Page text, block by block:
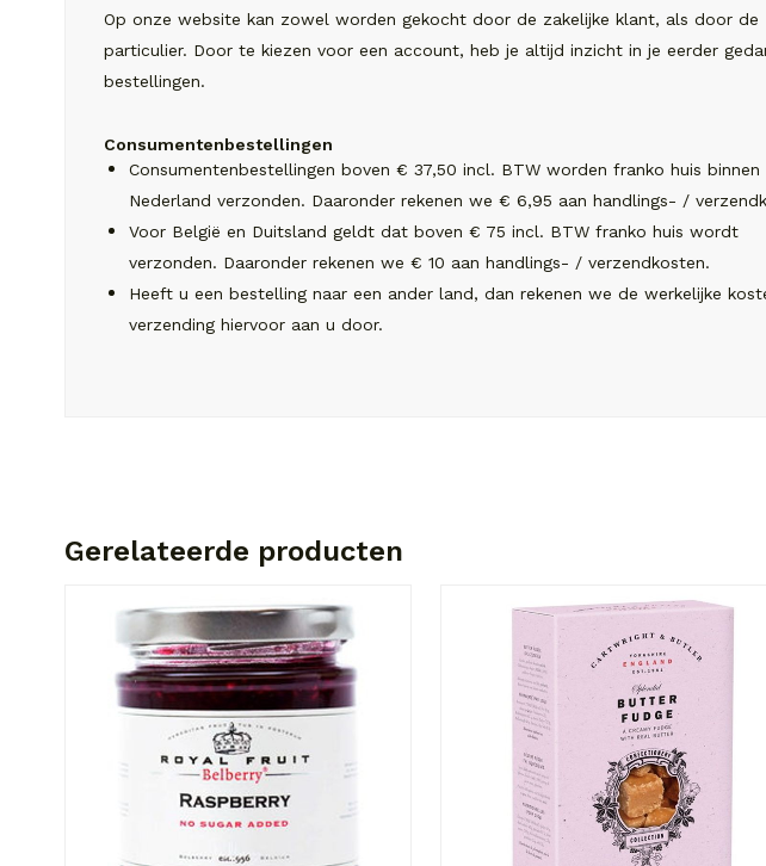
Op onze website kan zowel worden gekocht door de zakelijke klant, als door de
particulier. Door te kiezen voor een account, heb je altijd inzicht in je eerder
bestellingen.
Consumentenbestellingen
Consumentenbestellingen boven € 37,50 incl. BTW worden franko huis binnen
Nederland verzonden. Daaronder rekenen we € 6,95 aan handlings- /
Voor België en Duitsland geldt dat boven € 75 incl. BTW franko huis wordt
verzonden. Daaronder rekenen we € 10 aan handlings- / verzendkosten.
Heeft u een bestelling naar een ander land, dan rekenen we de werkelijke
verzending hiervoor aan u door.
Gerelateerde producten